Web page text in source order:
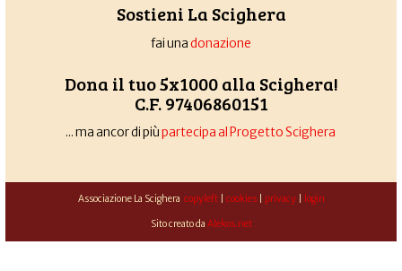
Sostieni La Scighera
fai unadonazione
Dona il tuo 5x1000 alla Scighera!
C.F. 97406860151
... ma ancor di piùpartecipa al Progetto Scighera
Associazione La Scighera copyleft| cookies| privacy| login
Sito creato da Alekos.net